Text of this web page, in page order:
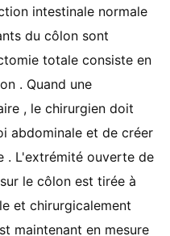
intestinale normale
du côlon sont
totale consiste en
. Quand une
, le chirurgien doit
abdominale et de créer
. L'extrémité ouverte de
le côlon est tirée à
et chirurgicalement
maintenant en mesure